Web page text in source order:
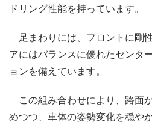
ドリング性能を持っています。
足まわりには、フロントに剛
アにはバランスに優れたセンタ
ョンを備えています。
この組み合わせにより、路面
めつつ、車体の姿勢変化を穏や